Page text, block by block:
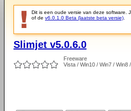
Dit is een oude versie van deze software.
of de v6.0.1.0 Beta (laatste beta versie)
Slimjet v5.0.6.0
Freeware
Vista / Win10 / Win7 / Win8